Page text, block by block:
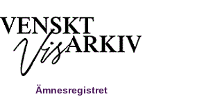
Ämnesregistret